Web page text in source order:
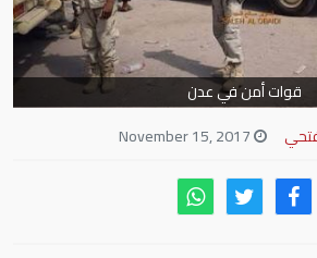
قوات أمن في عدن